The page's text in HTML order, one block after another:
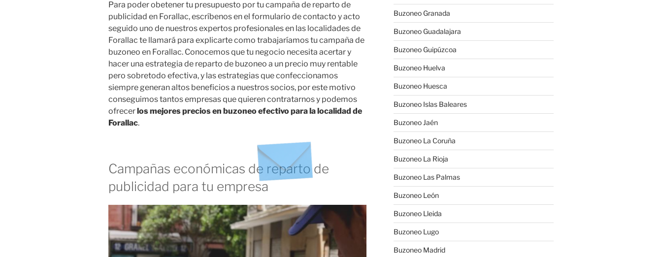
Para poder obetener tu presupuesto por tu campaña de reparto de
publicidad en Forallac, escríbenos en el formulario de contacto y acto
seguido uno de nuestros expertos profesionales en las localidades de
Forallac te llamará para explicarte como trabajaríamos tu campaña de
buzoneo en Forallac. Conocemos que tu negocio necesita acertar y
hacer una estrategia de reparto de buzoneo a un precio muy rentable
pero sobretodo efectiva, y las estrategias que confeccionamos
siempre generan altos beneficios a nuestros socios, por este motivo
conseguimos tantos empresas que quieren contratarnos y podemos
ofrecerlos mejores precios en buzoneo efectivo para la localidad de
Forallac.
Campañas económicas de reparto de
publicidad para tu empresa
Buzoneo Granada
Buzoneo Guadalajara
Buzoneo Guipúzcoa
Buzoneo Huelva
Buzoneo Huesca
Buzoneo Islas Baleares
Buzoneo Jaén
Buzoneo La Coruña
Buzoneo La Rioja
Buzoneo Las Palmas
Buzoneo León
Buzoneo Lleida
Buzoneo Lugo
Buzoneo Madrid